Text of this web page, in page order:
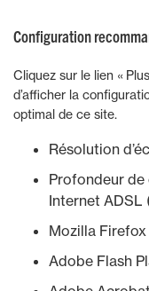
Configuration
Cliquez sur le lien «
d’afficher la
optimal de ce site.
Résolution
Profondeur
Internet ADSL
Mozilla
Adobe Flash